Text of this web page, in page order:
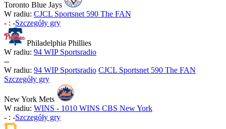
Toronto Blue Jays
W radiu: CJCL Sportsnet 590 The FAN
- : -Szczegóły gry
Philadelphia Phillies
W radiu: 94 WIP Sportsradio
--
W radiu: 94 WIP Sportsradio CJCL Sportsnet 590 The FAN
Szczegóły gry
New York Mets
W radiu: WINS - 1010 WINS CBS New York
- : -Szczegóły gry